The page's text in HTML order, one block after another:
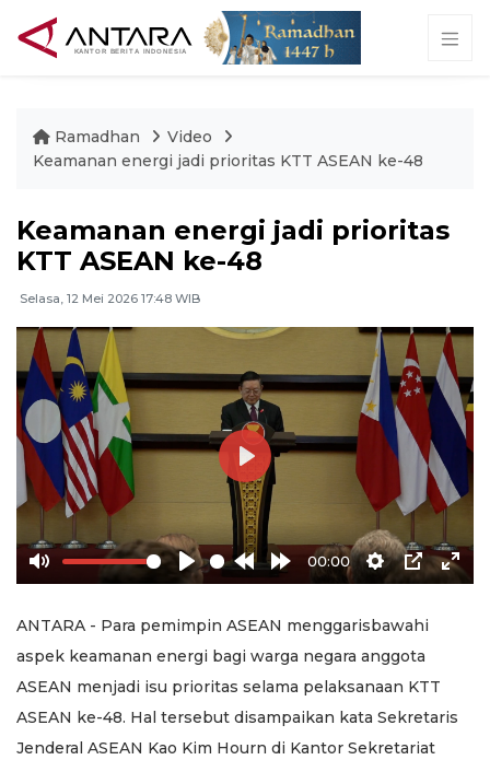
Ramadhan
Video
Keamanan energi jadi prioritas KTT ASEAN ke-48
Keamanan energi jadi prioritas
KTT ASEAN ke-48
Selasa, 12 Mei 2026 17:48 WIB
Mute Play
Rewind
10s
Forward
00:00
Settings
PIP
Play
ANTARA - Para pemimpin ASEAN menggarisbawahi
aspek keamanan energi bagi warga negara anggota
ASEAN menjadi isu prioritas selama pelaksanaan KTT
ASEAN ke-48. Hal tersebut disampaikan kata Sekretaris
Jenderal ASEAN Kao Kim Hourn di Kantor Sekretariat